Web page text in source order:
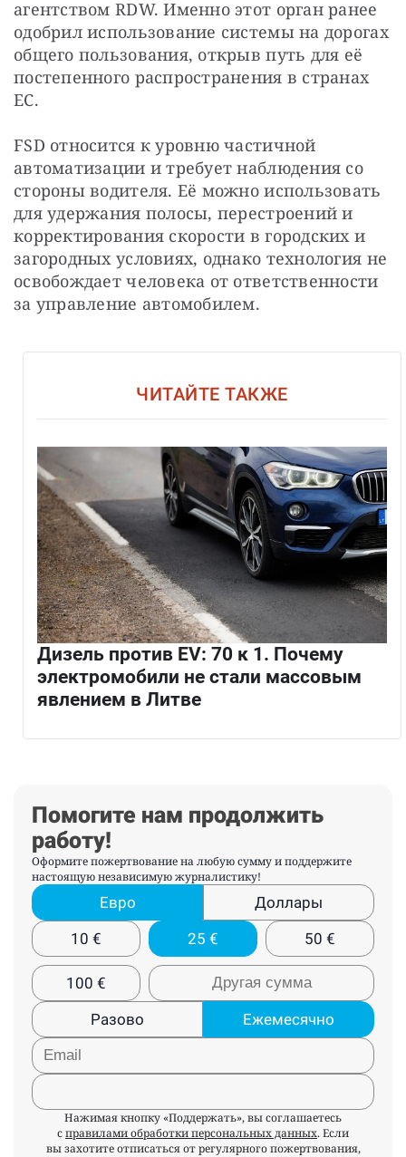
агентством RDW. Именно этот орган ранее
одобрил использование системы на дорогах
общего пользования, открыв путь для её
постепенного распространения в странах
ЕС.
FSD относится к уровню частичной
автоматизации и требует наблюдения со
стороны водителя. Её можно использовать
для удержания полосы, перестроений и
корректирования скорости в городских и
загородных условиях, однако технология не
освобождает человека от ответственности
за управление автомобилем.
ЧИТАЙТЕ ТАКЖЕ
Дизель против EV: 70 к 1. Почему
электромобили не стали массовым
явлением в Литве
Помогите нам продолжить
работу!
Оформите пожертвование на любую сумму и поддержите
настоящую независимую журналистику!
Евро
Доллары
10 € 25 € 50 €
100 €
Разово
Ежемесячно
Нажимая кнопку «Поддержать», вы соглашаетесь
справилами обработки персональных данных. Если
вы захотите отписаться от регулярного пожертвования,